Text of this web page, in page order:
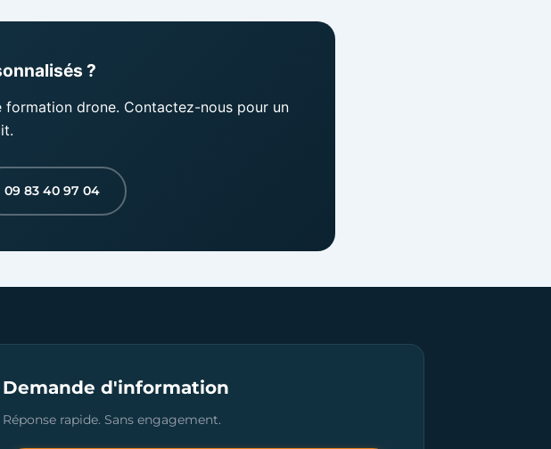
?
drone. Contactez-nous pour un
09 83 40 97 04
Demande d'information
Réponse rapide. Sans engagement.